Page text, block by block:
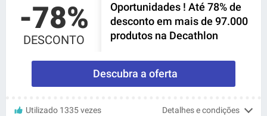
-78%
DESCONTO
Oportunidades ! Até 78% de
desconto em mais de 97.000
produtos na Decathlon
Descubra a oferta
Utilizado 1335 vezes Detalhes e condições